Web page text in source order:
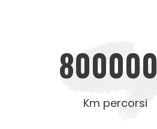
800000
Km percorsi